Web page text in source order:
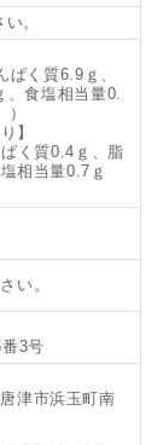
。
ぱく質6.9ｇ、
食塩相当量0.
】
く質0.4ｇ、脂
相当量0.7ｇ
い。
3号
津市浜玉町南